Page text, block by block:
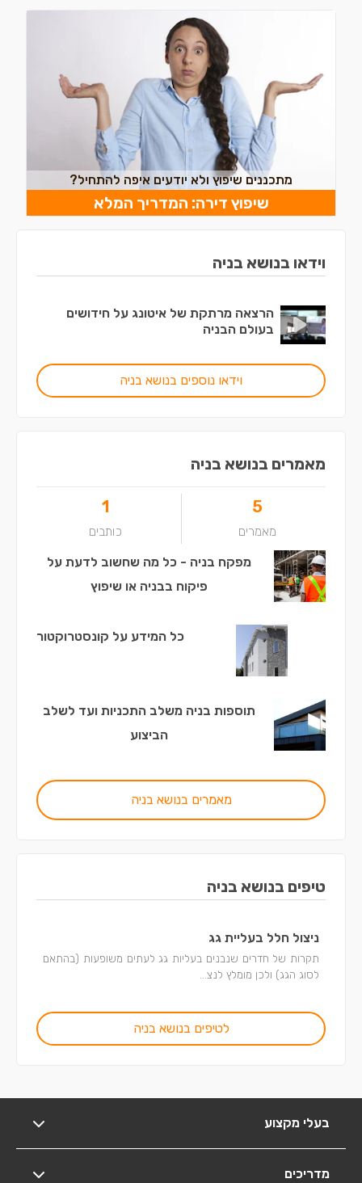
מתכננים שיפוץ ולא יודעים איפה להתחיל?
שיפוץ דירה: המדריך המלא
וידאו בנושא בניה
הרצאה מרתקת של איטונג על חידושים
בעולם הבניה
וידאו נוספים בנושא בניה
מאמרים בנושא בניה
5
מאמרים
1
כותבים
מפקח בניה - כל מה שחשוב לדעת על
פיקוח בבניה או שיפוץ
כל המידע על קונסטרוקטור
תוספות בניה משלב התכניות ועד לשלב
הביצוע
מאמרים בנושא בניה
טיפים בנושא בניה
ניצול חלל בעליית גג
תקרות של חדרים שנבנים בעליות גג לעתים משופעות (בהתאם
לסוג הגג) ולכן מומלץ לנצ...
לטיפים בנושא בניה
בעלי מקצוע
מדריכים